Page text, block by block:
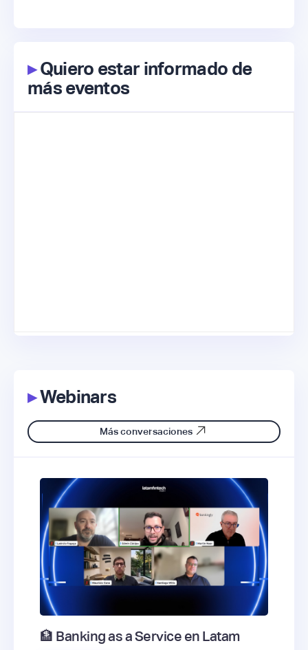
▸Quiero estar informado de
más eventos
▸Webinars
Más conversaciones
🏦 Banking as a Service en Latam